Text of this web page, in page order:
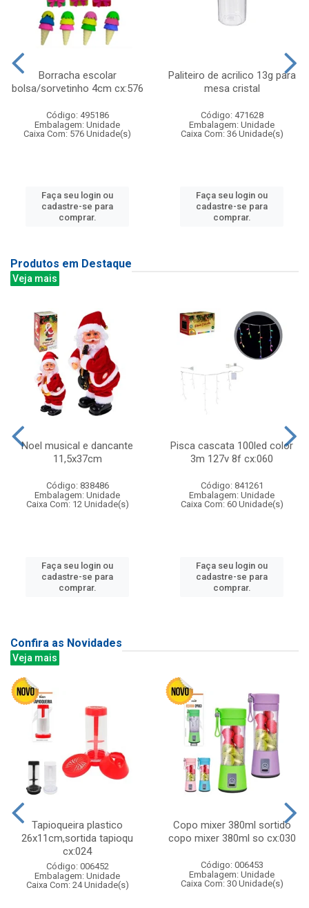
Borracha escolar
bolsa/sorvetinho 4cm cx:576
Código: 495186
Embalagem: Unidade
Caixa Com: 576 Unidade(s)
Faça seu login ou
cadastre-se para
comprar.
Paliteiro de acrilico 13g para
mesa cristal
Código: 471628
Embalagem: Unidade
Caixa Com: 36 Unidade(s)
Faça seu login ou
cadastre-se para
comprar.
Produtos em Destaque
Veja mais
Noel musical e dancante
11,5x37cm
Código: 838486
Embalagem: Unidade
Caixa Com: 12 Unidade(s)
Faça seu login ou
cadastre-se para
comprar.
Pisca cascata 100led color
3m 127v 8f cx:060
Código: 841261
Embalagem: Unidade
Caixa Com: 60 Unidade(s)
Faça seu login ou
cadastre-se para
comprar.
Confira as Novidades
Veja mais
Tapioqueira plastico
26x11cm,sortida tapioqu
cx:024
Código: 006452
Embalagem: Unidade
Caixa Com: 24 Unidade(s)
Copo mixer 380ml sortido
copo mixer 380ml so cx:030
Código: 006453
Embalagem: Unidade
Caixa Com: 30 Unidade(s)